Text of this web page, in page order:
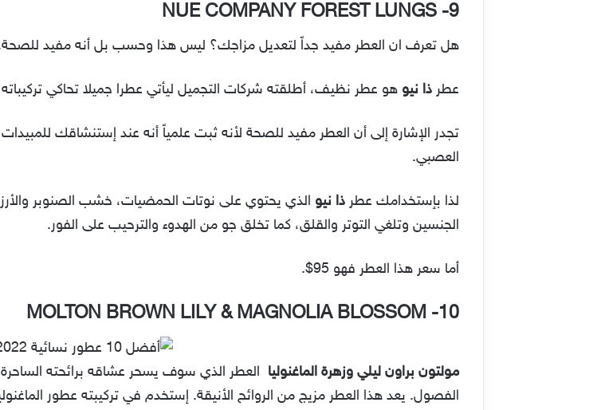
9-
NUE COMPANY FOREST LUNGS
هل تعرف ان العطر مفيد جداً لتعديل مزاجك؟ ليس هذا وحسب بل أنه مفيد
عطر ذا نيو هو عطر نظيف، أطلقته شركات التجميل ليأتي عطرا جميلا تحاكي تركيباته
تجدر الإشارة إلى أن العطر مفيد للصحة لأنه ثبت علمياً أنه عند إستنشاقك
العصبي.
لذا بإستخدامك عطر ذا نيو الذي يحتوي على نوتات الحمضيات، خشب الصنوبر
الجنسين وتلغي التوتر والقلق، كما تخلق جو من الهدوء والترحيب على الفور.
أما سعر هذا العطر فهو 95$.
10-
MOLTON BROWN LILY & MAGNOLIA BLOSSOM
مولتون براون ليلي وزهرة الماغنوليا العطر الذي سوف يسحر عشاقه برائحته
الفصول. يعد هذا العطر مزيج من الروائح الأنيقة. إستخدم في تركيبته عطور